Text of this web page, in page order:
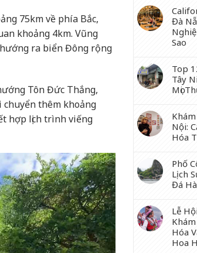
75km về phía Bắc,
khoảng 4km. Vũng
ra biển Đông rộng
Tôn Đức Thắng,
chuyển thêm khoảng
hợp lịch trình viếng
Đà
Sao
Top
Tây
Mọi
Nội:
Hóa
Phố
Lịch
Đá
Lễ
Hóa
Hoa